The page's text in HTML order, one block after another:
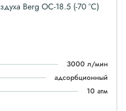
Berg ОС-18.5 (-70 °С)
3000 л/мин
адсорбционный
10 атм